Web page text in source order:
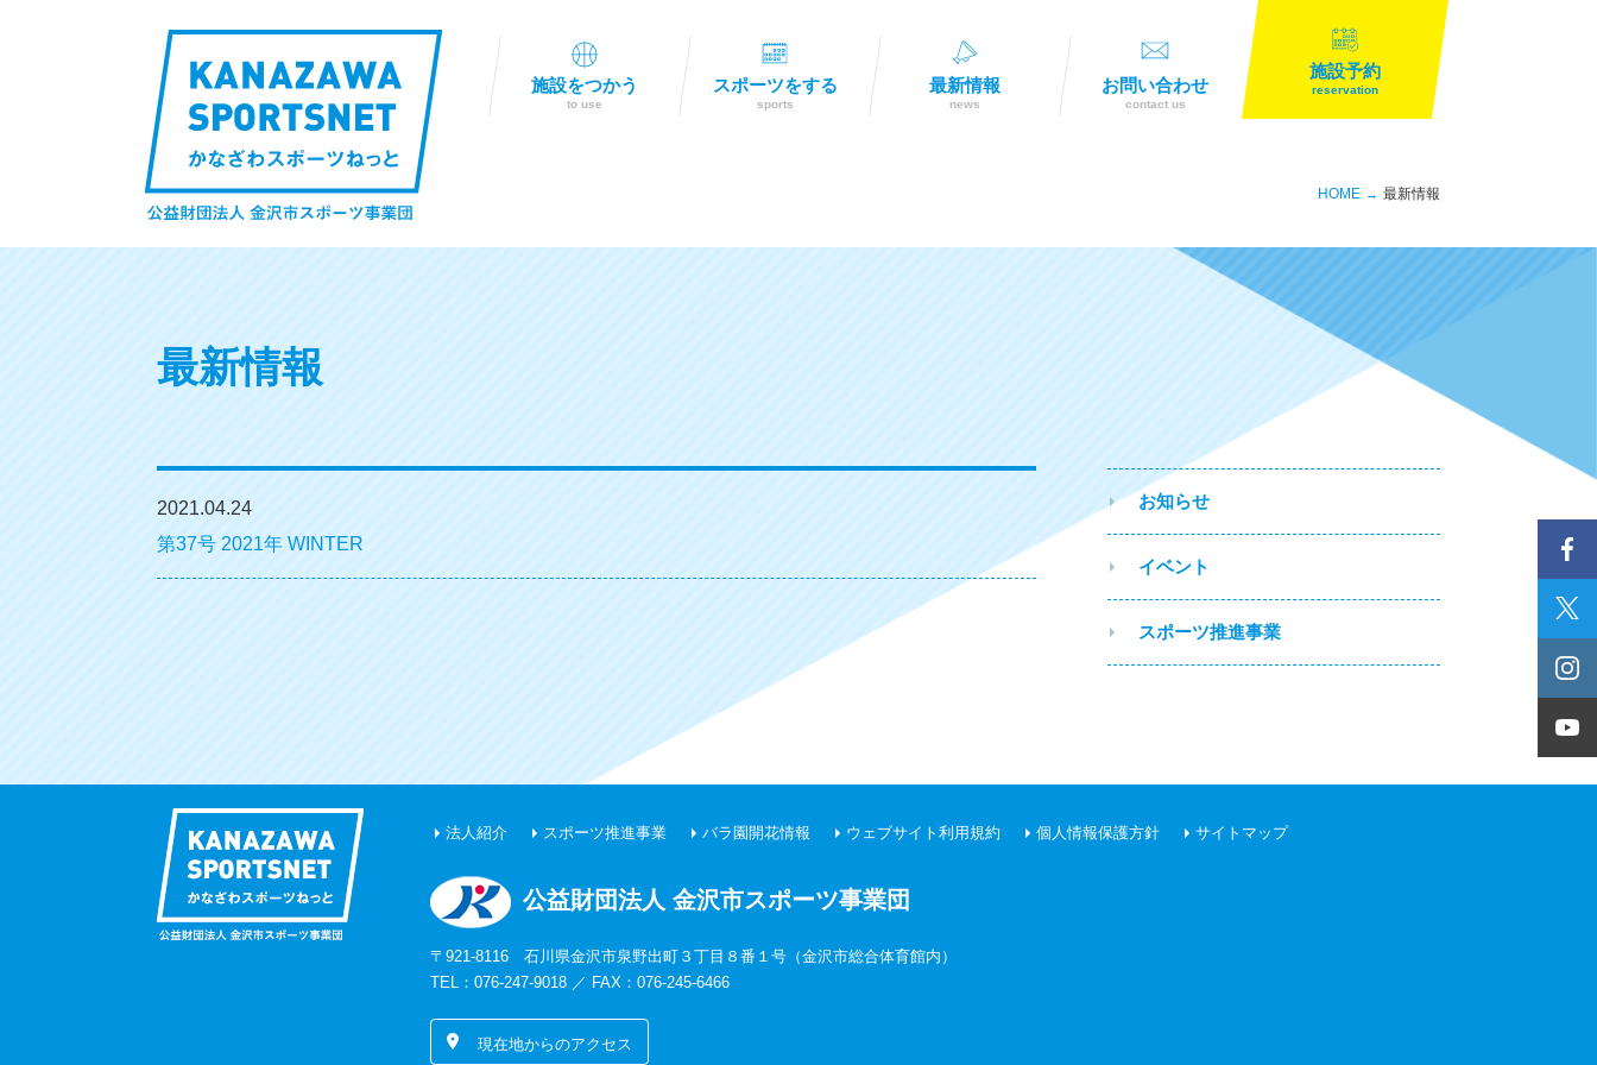
施設をつかう
to use
スポーツをする
sports
最新情報
news
お問い合わせ
contact us
施設予約
reservation
HOME 最新情報
最新情報
2021.04.24
第37号 2021年 WINTER
お知らせ
イベント
スポーツ推進事業
法人紹介 スポーツ推進事業 バラ園開花情報 ウェブサイト利用規約 個人情報保護方針 サイトマップ
公益財団法人 金沢市スポーツ事業団
〒921-8116 石川県金沢市泉野出町３丁目８番１号（金沢市総合体育館内）
TEL：076-247-9018 ／ FAX：076-245-6466
現在地からのアクセス